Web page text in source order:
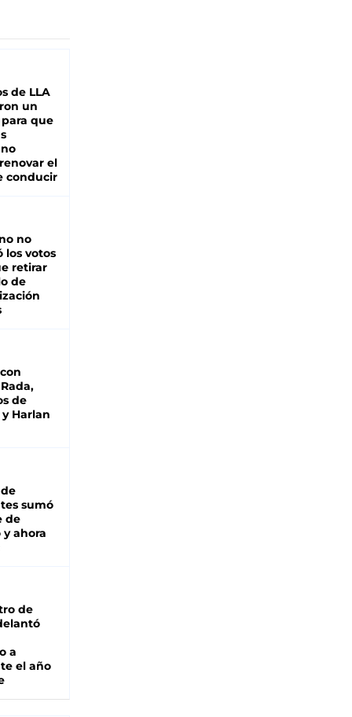
de LLA
un
que
el
conducir
no
los votos
retirar
de
de
Harlan
sumó
de
y ahora
de
a
el año